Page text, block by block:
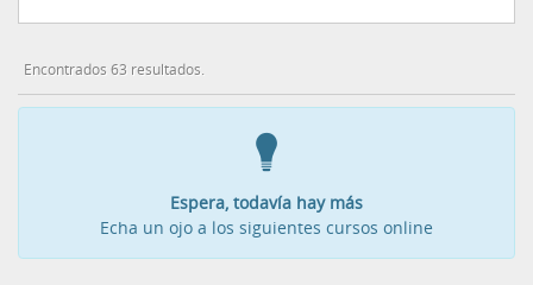
Encontrados 63 resultados.
Espera, todavía hay más
Echa un ojo a los siguientes cursos online